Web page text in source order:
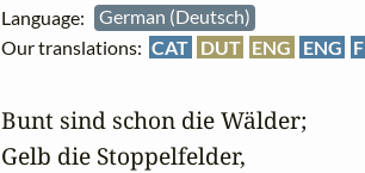
Language:
German (Deutsch)
Our translations: CAT DUT ENG ENG
Bunt sind schon die Wälder;
Gelb die Stoppelfelder,